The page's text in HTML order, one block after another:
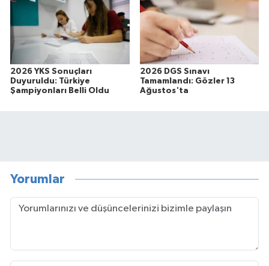
2026 YKS Sonuçları
Duyuruldu: Türkiye
Şampiyonları Belli Oldu
2026 DGS Sınavı
Tamamlandı: Gözler 13
Ağustos'ta
Yorumlar